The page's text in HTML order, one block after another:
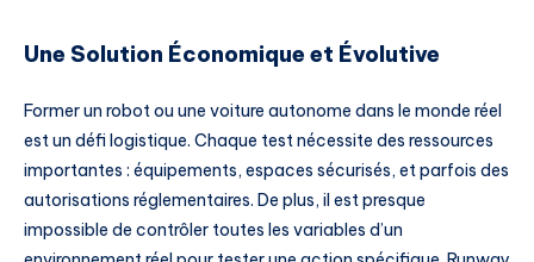
Une Solution Économique et Évolutive
Former un robot ou une voiture autonome dans le monde réel
est un défi logistique. Chaque test nécessite des ressources
importantes : équipements, espaces sécurisés, et parfois des
autorisations réglementaires. De plus, il est presque
impossible de contrôler toutes les variables d’un